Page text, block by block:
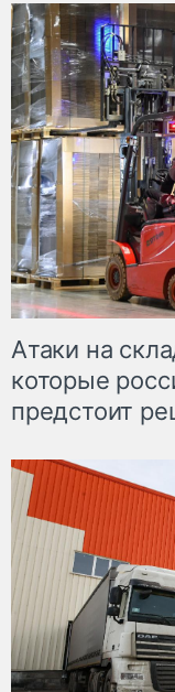
Атаки на
которые
предстоит